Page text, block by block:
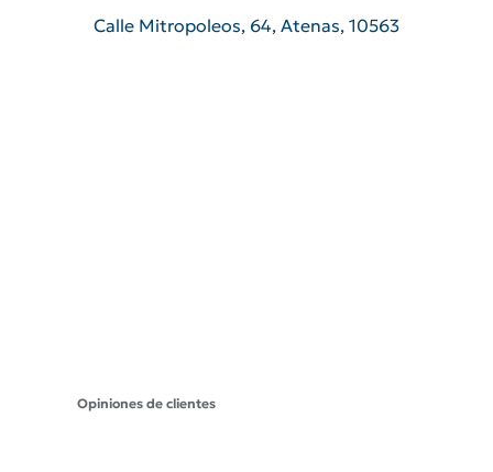
Calle Mitropoleos, 64, Atenas, 10563
Opiniones de clientes